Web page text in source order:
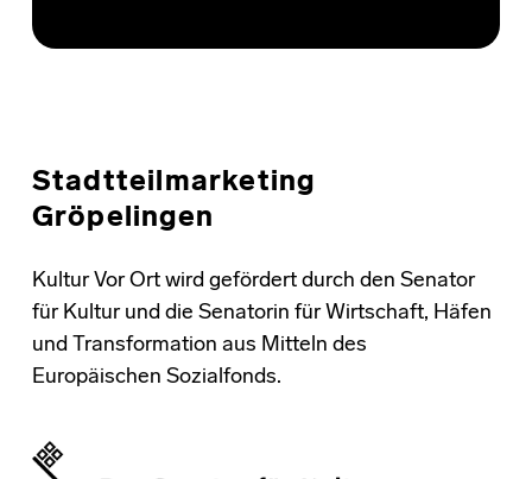
Stadtteilmarketing
Gröpelingen
Kultur Vor Ort wird gefördert durch den Senator
für Kultur und die Senatorin für Wirtschaft, Häfen
und Transformation aus Mitteln des
Europäischen Sozialfonds.